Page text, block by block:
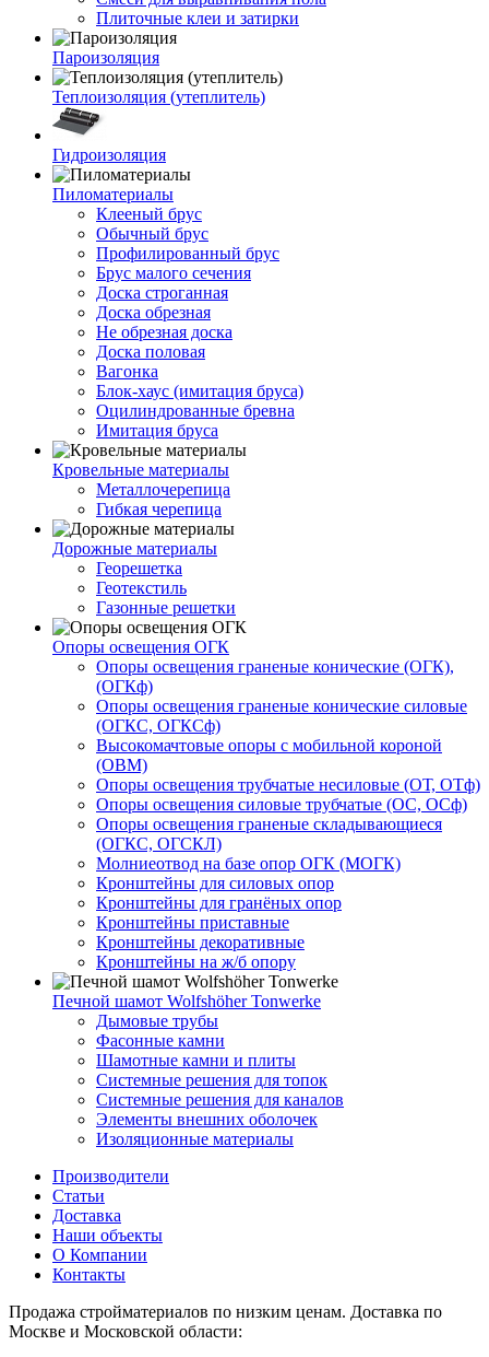
Плиточные клеи и затирки
Пароизоляция
Теплоизоляция (утеплитель)
Гидроизоляция
Пиломатериалы
Клееный брус
Обычный брус
Профилированный брус
Брус малого сечения
Доска строганная
Доска обрезная
Не обрезная доска
Доска половая
Вагонка
Блок-хаус (имитация бруса)
Оцилиндрованные бревна
Имитация бруса
Кровельные материалы
Металлочерепица
Гибкая черепица
Дорожные материалы
Георешетка
Геотекстиль
Газонные решетки
Опоры освещения ОГК
Опоры освещения граненые конические (ОГК),
(ОГКф)
Опоры освещения граненые конические силовые
(ОГКС, ОГКСф)
Высокомачтовые опоры с мобильной короной
(ОВМ)
Опоры освещения трубчатые несиловые (ОТ, ОТф)
Опоры освещения силовые трубчатые (ОС, ОСф)
Опоры освещения граненые складывающиеся
(ОГКС, ОГСКЛ)
Молниеотвод на базе опор ОГК (МОГК)
Кронштейны для силовых опор
Кронштейны для гранёных опор
Кронштейны приставные
Кронштейны декоративные
Кронштейны на ж/б опору
Печной шамот Wolfshöher Tonwerke
Дымовые трубы
Фасонные камни
Шамотные камни и плиты
Системные решения для топок
Системные решения для каналов
Элементы внешних оболочек
Изоляционные материалы
Производители
Статьи
Доставка
Наши объекты
О Компании
Контакты
Продажа стройматериалов по низким ценам. Доставка по
Москве и Московской области: